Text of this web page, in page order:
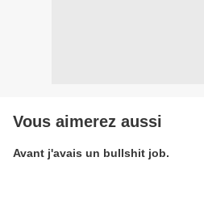
Vous aimerez aussi
Avant j'avais un bullshit job.